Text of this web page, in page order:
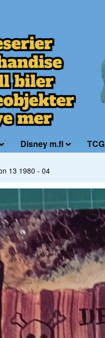
Disney m.fl TCG
13 1980 - 04